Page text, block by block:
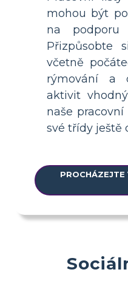
mohou být
na podporu
Přizpůsobte
včetně
rýmování a
aktivit
naše
své třídy ještě
PROCHÁZEJTE